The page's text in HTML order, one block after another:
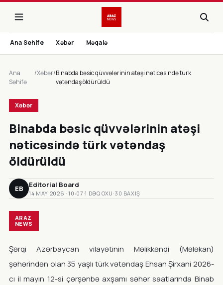
Ana Sehife Xəbər Məqalə
Ana
Səhifə
/Xəbər/Binabda bəsic qüvvələrinin atəşi nəticəsində türk
vətəndaş öldürüldü
Xəbər
Binabda bəsic qüvvələrinin atəşi
nəticəsində türk vətəndaş
öldürüldü
EB Editorial Board
14 MAY 2026 · 10:07 ·1 DƏQ OXU ·30 BAXIŞ
ARAZ
NEWS
Şərqi Azərbaycan vilayətinin Məlikkəndi (Mələkan)
şəhərindən olan 35 yaşlı türk vətəndaş Ehsan Şirxani 2026-
cı il mayın 12-si çərşənbə axşamı səhər saatlarında Binab